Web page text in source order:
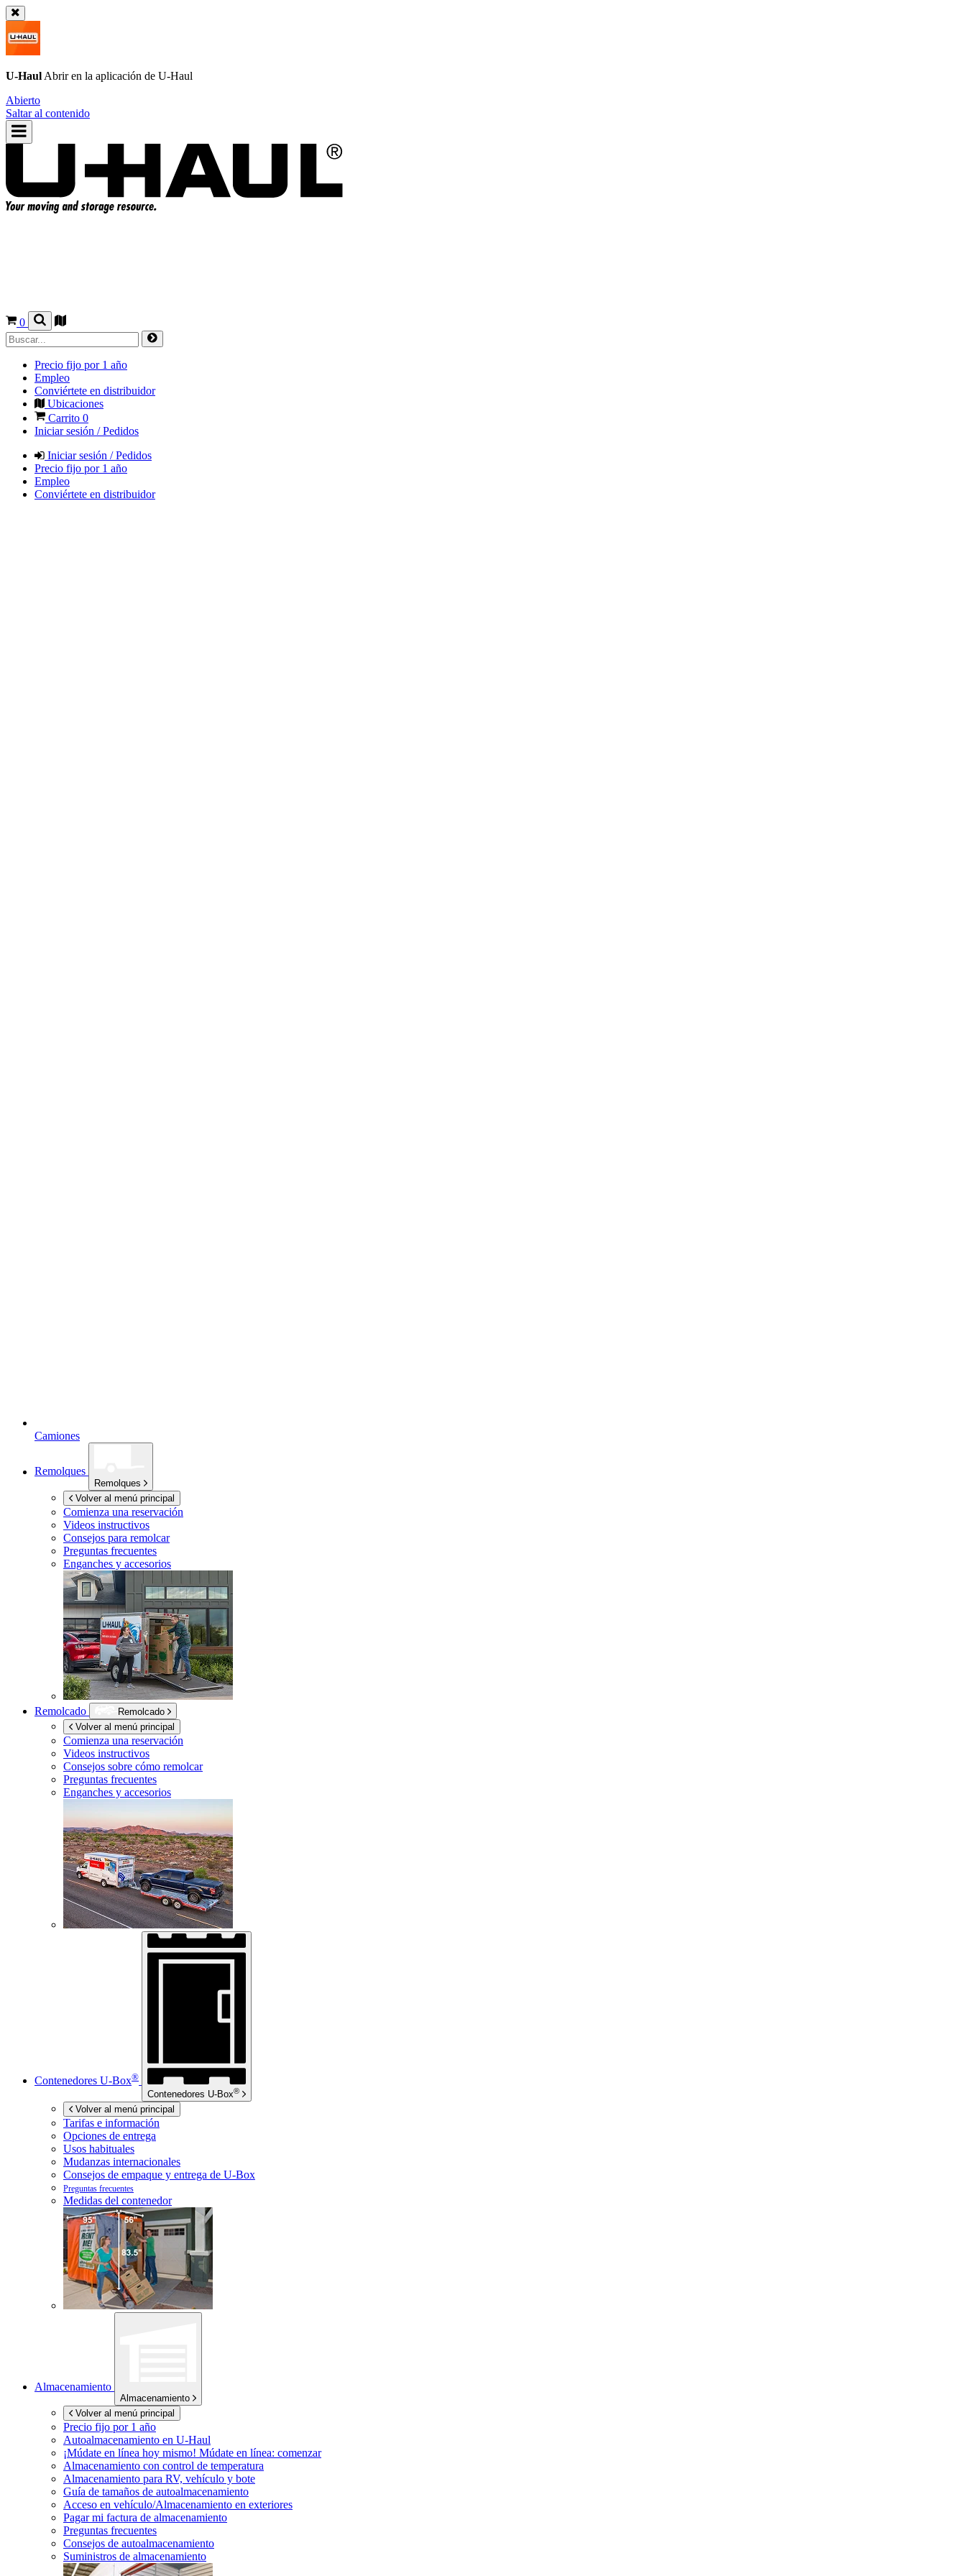
U-Haul Abrir en la aplicación de U-Haul
Abierto
Saltar al contenido
0
Precio fijo por 1 año
Empleo
Conviértete en distribuidor
Ubicaciones
Carrito 0
Iniciar sesión / Pedidos
Iniciar sesión / Pedidos
Precio fijo por 1 año
Empleo
Conviértete en distribuidor
Camiones
Remolques
Remolques
Volver al menú principal
Comienza una reservación
Videos instructivos
Consejos para remolcar
Preguntas frecuentes
Enganches y accesorios
Remolcado
Remolcado
Volver al menú principal
Comienza una reservación
Videos instructivos
Consejos sobre cómo remolcar
Preguntas frecuentes
Enganches y accesorios
Contenedores U-Box®
Contenedores U-Box®
Volver al menú principal
Tarifas e información
Opciones de entrega
Usos habituales
Mudanzas internacionales
Consejos de empaque y entrega de U-Box
Preguntas frecuentes
Medidas del contenedor
Almacenamiento
Almacenamiento
Volver al menú principal
Precio fijo por 1 año
Autoalmacenamiento en U-Haul
¡Múdate en línea hoy mismo! Múdate en línea: comenzar
Almacenamiento con control de temperatura
Almacenamiento para RV, vehículo y bote
Guía de tamaños de autoalmacenamiento
Acceso en vehículo/Almacenamiento en exteriores
Pagar mi factura de almacenamiento
Preguntas frecuentes
Consejos de autoalmacenamiento
Suministros de almacenamiento